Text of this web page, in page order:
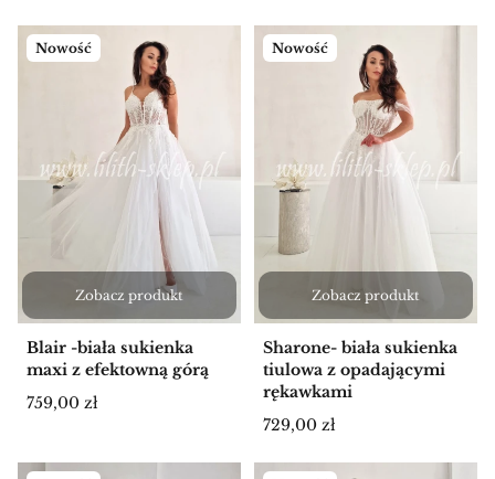
Nowość
Zobacz produkt
Blair -biała sukienka
maxi z efektowną górą
Cena
759,00 zł
Nowość
Zobacz produkt
Sharone- biała sukienka
tiulowa z opadającymi
rękawkami
Cena
729,00 zł